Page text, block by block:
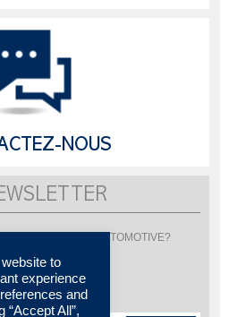
NOUS
l'actualité de LISI AUTOMOTIVE?
newsletter
to
experience
and
“Accept All”,